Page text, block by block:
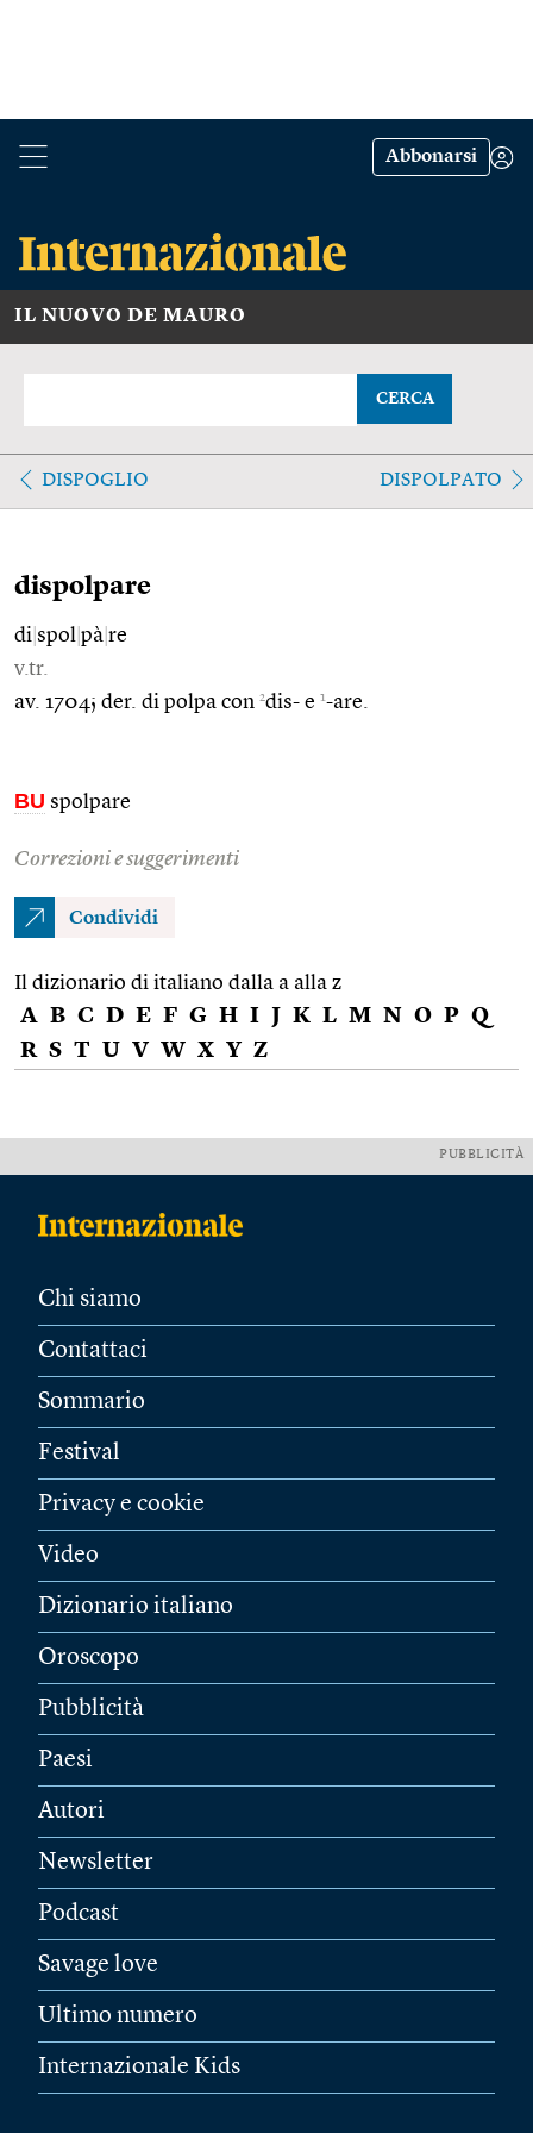
Abbonarsi
IL NUOVO DE MAURO
CERCA
DISPOGLIO DISPOLPATO
dispolpare
di spol pà re
v.tr.
av. 1704; der. di polpa con 2dis- e 1-are.
BU spolpare
Correzioni e suggerimenti
Condividi
Il dizionario di italiano dalla a alla z
A B C D E F G H I J K L M N O P Q
R S T U V W X Y Z
PUBBLICITÀ
Chi siamo
Contattaci
Sommario
Festival
Privacy e cookie
Video
Dizionario italiano
Oroscopo
Pubblicità
Paesi
Autori
Newsletter
Podcast
Savage love
Ultimo numero
Internazionale Kids